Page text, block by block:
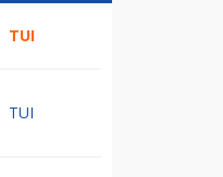
TUI
TUI